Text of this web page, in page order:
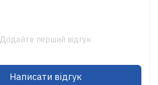
Додайте перший відгук
Написати відгук